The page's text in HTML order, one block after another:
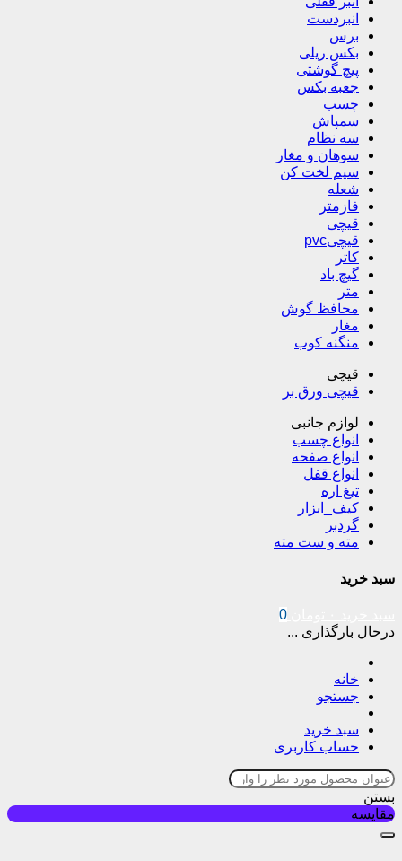
انبردست
برس
بکس ریلی
پیچ گوشتی
جعبه بکس
چسب
سمپاش
سه نظام
سوهان و مغار
سیم لخت کن
شعله
فازمتر
قیچی
قیچیpvc
کاتر
گیچ باد
متر
محافظ گوش
مغار
منگنه کوب
قیچی
قیچی ورق بر
لوازم جانبی
انواع چسب
انواع صفحه
انواع قفل
تیغ اره
کیف_ابزار
گردبر
مته و ست مته
سبد خرید
0
درحال بارگذاری ...
خانه
جستجو
سبد خرید
حساب کاربری
بستن
مقایسه